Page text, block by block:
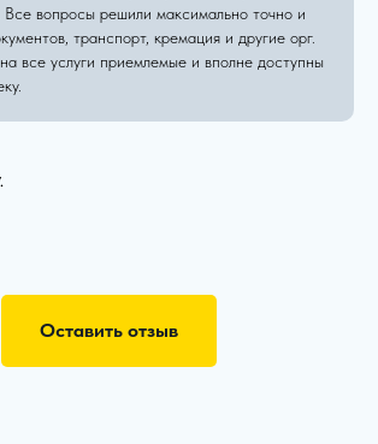
вопросы решили максимально точно и
транспорт, кремация и другие орг.
все услуги приемлемые и вполне доступны
Оставить отзыв